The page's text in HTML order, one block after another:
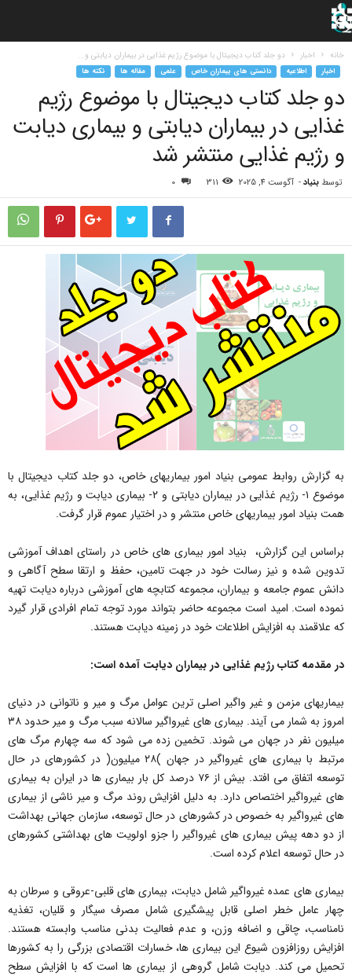
خانه اخبار دو جلد کتاب دیجیتال با موضوع رژیم غذایی در بیماران دیابتی و...
اخبار اطلاعیه دانستی های بیماران خاص علمی مقاله ها نکته ها
دو جلد کتاب دیجیتال با موضوع رژیم
غذایی در بیماران دیابتی و بیماری دیابت
و رژیم غذایی منتشر شد
توسط بنیاد- آگوست 4, 2025 311
0
به گزارش روابط عمومی بنیاد امور بیماریهای خاص، دو جلد کتاب دیجیتال با
موضوع ۱- رژیم غذایی در بیماران دیابتی و ۲- بیماری دیابت و رژیم غذایی، به
همت بنیاد امور بیماریهای خاص منتشر و در اختیار عموم قرار گرفت.
براساس این گزارش، بنیاد امور بیماری های خاص در راستای اهداف آموزشی
تدوین شده و نیز رسالت خود در جهت تامین، حفظ و ارتقا سطح آگاهی و
دانش عموم جامعه و بیماران، مجموعه کتابچه های آموزشی درباره دیابت تهیه
نموده است. امید است مجموعه حاضر بتواند مورد توجه تمام افرادی قرار گیرد
که علاقمند به افزایش اطلاعات خود در زمینه دیابت هستند.
در مقدمه کتاب رژیم غذایی در بیماران دیابت آمده است:
بیماریهای مزمن و غیر واگیر اصلی ترین عوامل مرگ و میر و ناتوانی در دنیای
امروز به شمار می آیند. بیماری های غیرواگیر سالانه سبب مرگ و میر حدود ۳۸
میلیون نفر در جهان می شوند. تخمین زده می شود که سه چهارم مرگ های
مرتبط با بیماری های غیرواگیر در جهان )۲۸ میلیون( در کشورهای در حال
توسعه اتفاق می افتد. بیش از ۷۶ درصد کل بار بیماری ها در ایران به بیماری
های غیرواگیر اختصاص دارد. به دلیل افزایش روند مرگ و میر ناشی از بیماری
های غیرواگیر به خصوص در کشورهای در حال توسعه، سازمان جهانی بهداشت
از دو دهه پیش بیماری های غیرواگیر را جزو اولویت های بهداشتی کشورهای
در حال توسعه اعلام کرده است.
بیماری های عمده غیرواگیر شامل دیابت، بیماری های قلبی-عروقی و سرطان به
چهار عامل خطر اصلی قابل پیشگیری شامل مصرف سیگار و قلیان، تغذیه
نامناسب، چاقی و اضافه وزن، و عدم فعالیت بدنی مناسب وابسته هستند.
افزایش روزافزون شیوع این بیماری ها، خسارات اقتصادی بزرگی را به کشورها
تحمیل می کند. دیابت شامل گروهی از بیماری ها است که با افزایش سطح